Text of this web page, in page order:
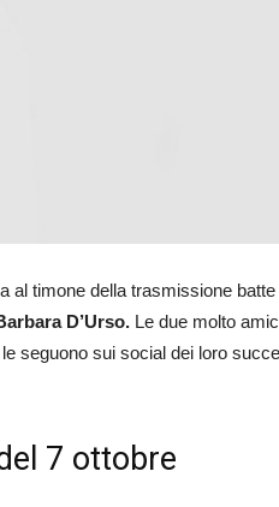
al timone della trasmissione batte
D’Urso. Le due molto
seguono sui social dei loro
7 ottobre